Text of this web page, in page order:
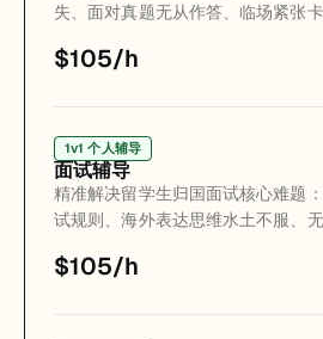
理专属方案，全程指导打磨项目成
金量实战项目经历，可直接写入简
心经历，快速丰富求职背书，精准
失、面对真题无从作答、临场紧张
重点等问题。区别于普通模拟练习
原版真题演练精讲，贴合电网、银
背景、个人经历、求职岗位进行个
用模板、千人千稿。老师逐题拆解
讲答题框架、高分话术、避坑要点
MOCK带练，纠正海外思维表达偏
员可直接背诵复用定制逐字稿，快
体系，稳稳拿捏面试得分点，高效
$105/h
1v1 个人辅导
面试辅导
精准解决留学生归国面试核心难题
试规则、海外表达思维水土不服、
构化面试无从发力、AI面试频频失
等常见痛点。 深度吃透国家电网、
$105/h